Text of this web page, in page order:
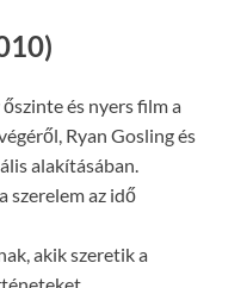
őszinte és nyers film a
Ryan Gosling és
alakításában.
szerelem az idő
akik szeretik a